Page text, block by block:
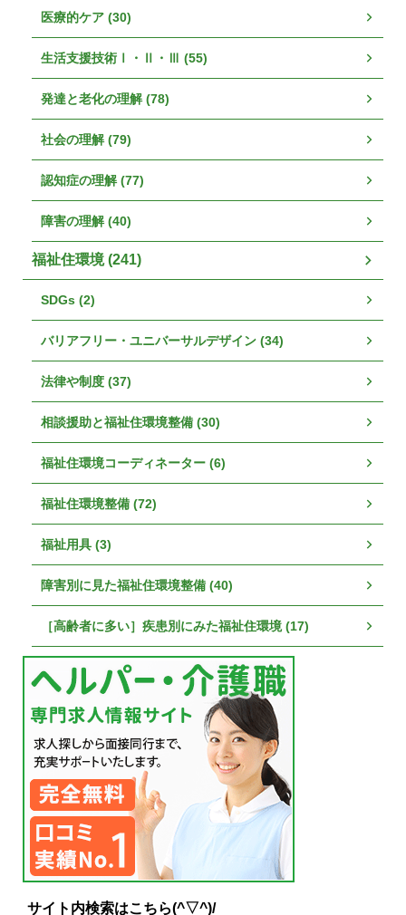
医療的ケア (30)
生活支援技術Ⅰ・Ⅱ・Ⅲ (55)
発達と老化の理解 (78)
社会の理解 (79)
認知症の理解 (77)
障害の理解 (40)
福祉住環境 (241)
SDGs (2)
バリアフリー・ユニバーサルデザイン (34)
法律や制度 (37)
相談援助と福祉住環境整備 (30)
福祉住環境コーディネーター (6)
福祉住環境整備 (72)
福祉用具 (3)
障害別に見た福祉住環境整備 (40)
［高齢者に多い］疾患別にみた福祉住環境 (17)
サイト内検索はこちら(^▽^)/